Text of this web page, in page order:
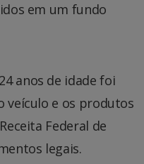
em um fundo
anos de idade foi
veículo e os produtos
Federal de
legais.